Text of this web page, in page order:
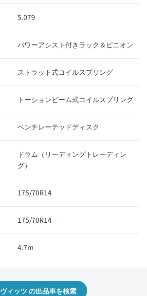
5.079
パワーアシスト付きラック＆ピニオン
ストラット式コイルスプリング
トーションビーム式コイルスプリング
ベンチレーテッドディスク
ドラム（リーディングトレーディン
グ）
175/70R14
175/70R14
4.7m
ヴィッツ の出品車を検索